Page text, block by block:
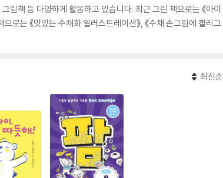
책 등 다양하게 활동하고 있습니다. 최근 그린 책으로는 《아이
로는 《맛있는 수채화 일러스트레이션》, 《수채 손그림에 캘리그
최신순